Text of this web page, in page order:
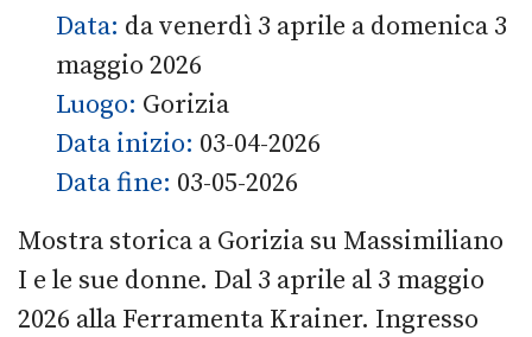
Data: da venerdì 3 aprile a domenica 3
maggio 2026
Luogo: Gorizia
Data inizio: 03-04-2026
Data fine: 03-05-2026
Mostra storica a Gorizia su Massimiliano
I e le sue donne. Dal 3 aprile al 3 maggio
2026 alla Ferramenta Krainer. Ingresso